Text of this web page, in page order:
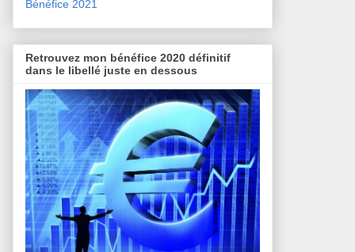
Bénéfice 2021
Retrouvez mon bénéfice 2020 définitif
dans le libellé juste en dessous